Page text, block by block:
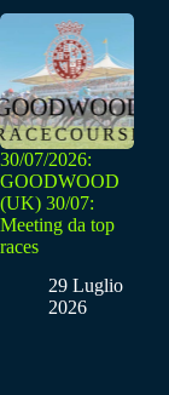
30/07/2026:
GOODWOOD
(UK) 30/07:
Meeting da top
races
29 Luglio
2026